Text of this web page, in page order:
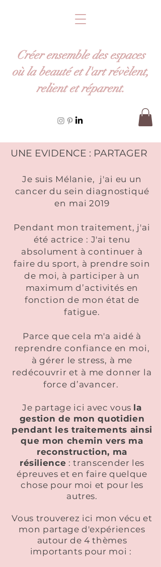
Créer ensemble des espaces
où la beauté et l'artrévèlent,
relient etréparent.
UNE EVIDENCE : PARTAGER
Je suis Mélanie, j'ai eu un
cancer du seindiagnostiqué
en mai 2019
Pendant mon traitement, j'ai
été actrice : J'ai tenu
absolument à continuer à
faire du sport, à prendre soin
de moi, à participer à un
maximum d’activités en
fonction de mon état de
fatigue.
Parce que cela m'a aidé à
reprendre confiance en moi,
à gérer le stress, à me
redécouvrir et à me donner la
force d’avancer.
Je partage ici avec vous la
gestion de mon quotidien
pendant les traitements ainsi
que mon chemin vers ma
reconstruction, ma
résilience : transcender les
épreuves et en faire quelque
chose pour moi et pour les
autres.
Vous trouverez ici mon vécu et
mon partage d'expériences
autour de 4 thèmes
importants pour moi :